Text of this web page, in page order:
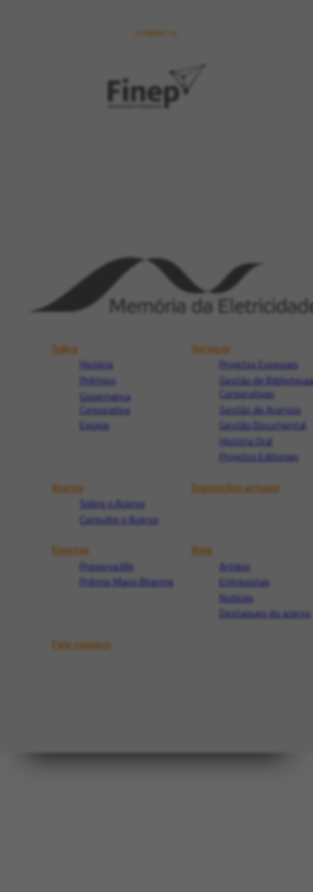
FOMENTO
Sobre
História
Prêmios
Governança
Corporativa
Equipe
Serviços
Projetos Especiais
Gestão de Bibliotecas
Corporativas
Gestão de Acervos
Gestão Documental
História Oral
Projetos Editoriais
Acervo
Sobre o Acervo
Consulte o Acervo
Exposições virtuais
Eventos
Preserva.Me
Prêmio Mario Bhering
Blog
Artigos
Entrevistas
Notícias
Destaques do acervo
Fale conosco